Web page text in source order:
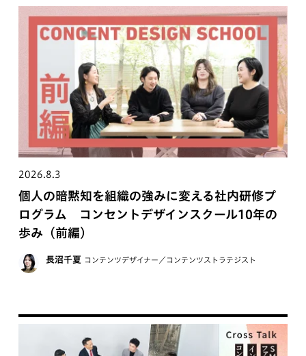
2026.8.3
個人の暗黙知を組織の強みに変える社内研修プ
ログラム コンセントデザインスクール10年の
歩み（前編）
長沼千夏 コンテンツデザイナー／コンテンツストラテジスト